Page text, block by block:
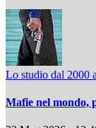
Lo studio dal 2000
Mafie nel mondo,